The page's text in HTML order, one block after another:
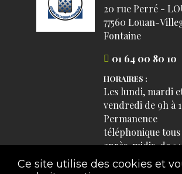
20 rue Perré -
77560 Louan-
Fontaine
01 64 00 80 10
HORAIRES :
Les lundi, mardi
vendredi de 9h à
Permanence
téléphonique tous
après-midis, de
sauf les mercredi
Ce site utilise des cookies et